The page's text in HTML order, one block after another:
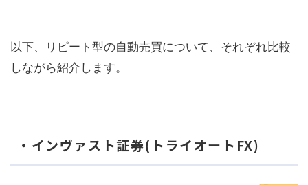
以下、リピート型の自動売買について、それぞれ比較
しながら紹介します。
・インヴァスト証券(トライオートFX)